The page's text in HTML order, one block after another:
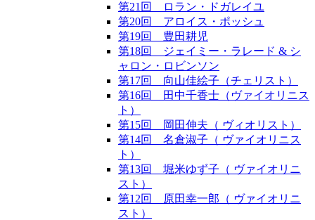
第21回 ロラン・ドガレイユ
第20回 アロイス・ポッシュ
第19回 豊田耕児
第18回 ジェイミー・ラレード & シ
ャロン・ロビンソン
第17回 向山佳絵子（チェリスト）
第16回 田中千香士（ヴァイオリニス
ト）
第15回 岡田伸夫（ ヴィオリスト）
第14回 名倉淑子（ ヴァイオリニス
ト）
第13回 堀米ゆず子（ ヴァイオリニ
スト）
第12回 原田幸一郎（ ヴァイオリニ
スト）